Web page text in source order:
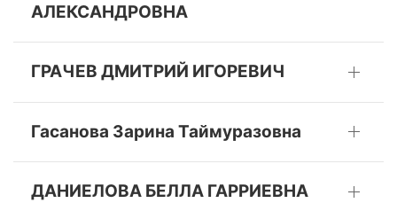
АЛЕКСАНДРОВНА
ГРАЧЕВ ДМИТРИЙ ИГОРЕВИЧ
Гасанова Зарина Таймуразовна
ДАНИЕЛОВА БЕЛЛА ГАРРИЕВНА